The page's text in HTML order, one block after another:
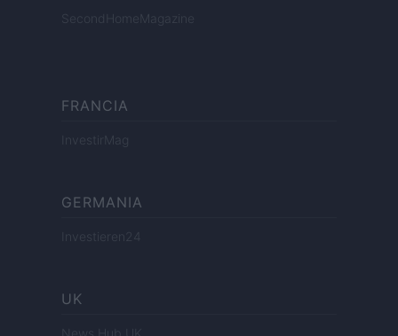
SecondHomeMagazine
FRANCIA
InvestirMag
GERMANIA
Investieren24
UK
News Hub UK